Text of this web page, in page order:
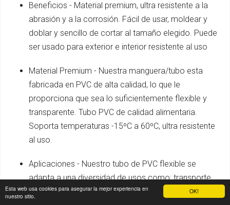
OK!
Esta web usa cookies para asegurar la mejor experiencia en
nuestro sitio.
Beneficios - Material premium, ultra resistente a la
abrasión y a la corrosión. Fácil de usar, moldear y
doblar y sencillo de cortar al tamaño elegido. Puede
ser usado para exterior e interior resistente al uso
Material Premium - Nuestra manguera/tubo esta
fabricada en PVC de alta calidad, lo que le
proporciona que sea lo suficientemente flexible y
transparente. Tubo PVC de calidad alimentaria.
Soporta temperaturas -15ºC a 60ºC, ultra resistente
al uso.
Aplicaciones - Nuestro tubo de PVC flexible se
adapta a una diversidad de usos como: transporte
de líquidos alimentarios, para tanques y peceras,